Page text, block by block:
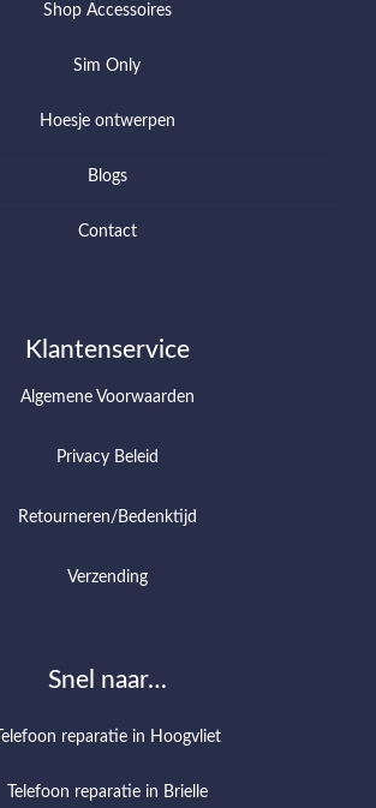
Shop Accessoires
Sim Only
Hoesje ontwerpen
Blogs
Contact
Klantenservice
Algemene Voorwaarden
Privacy Beleid
Retourneren/Bedenktijd
Verzending
Snel naar…
Telefoon reparatie in Hoogvliet
Telefoon reparatie in Brielle